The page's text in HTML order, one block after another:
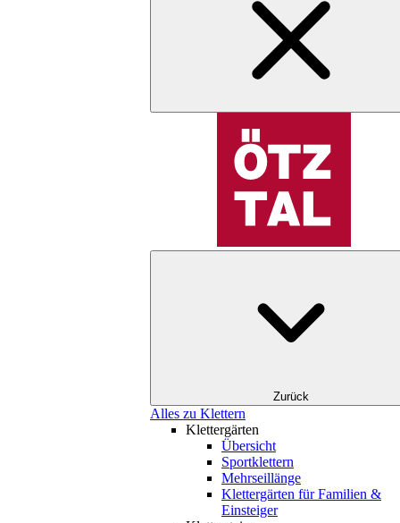
Zurück
Alles zu Klettern
Klettergärten
Übersicht
Sportklettern
Mehrseillänge
Klettergärten für Familien &
Einsteiger